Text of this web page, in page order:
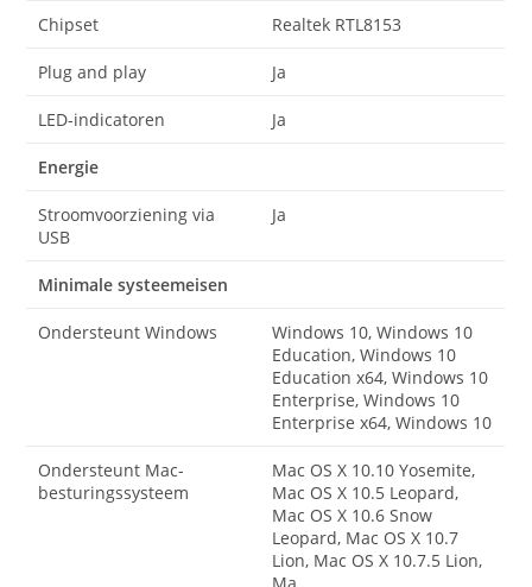
Chipset Realtek RTL8153
Plug and play Ja
LED-indicatoren Ja
Energie
Stroomvoorziening via
USB
Ja
Minimale systeemeisen
Ondersteunt Windows
Windows 10, Windows 10
Education, Windows 10
Education x64, Windows 10
Enterprise, Windows 10
Enterprise x64, Windows 10
Ondersteunt Mac-
besturingssysteem
Mac OS X 10.10 Yosemite,
Mac OS X 10.5 Leopard,
Mac OS X 10.6 Snow
Leopard, Mac OS X 10.7
Lion, Mac OS X 10.7.5 Lion,
Ma